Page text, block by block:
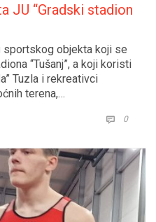
JU “Gradski stadion
sportskog objekta koji se
“Tušanj”, a koji koristi
Tuzla i rekreativci
terena,…
 0